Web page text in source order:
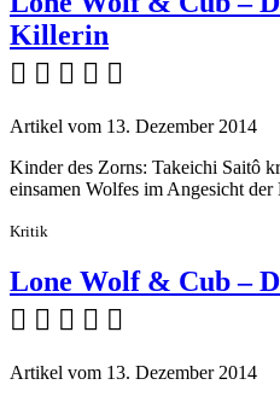
Killerin
    
Artikel vom 13. Dezember 2014
Kinder des Zorns: Takeichi Saitô
einsamen Wolfes im Angesicht der
Kritik
Lone Wolf & Cub –
    
Artikel vom 13. Dezember 2014